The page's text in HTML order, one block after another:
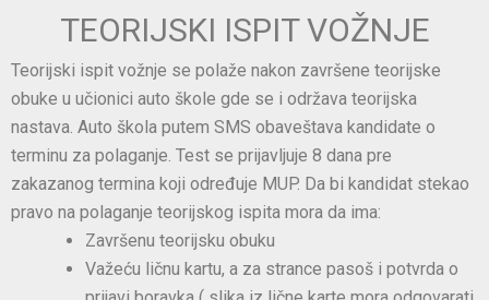
TEORIJSKI ISPIT VOŽNJE
Teorijski ispit vožnje se polaže nakon završene teorijske
obuke u učionici auto škole gde se i održava teorijska
nastava. Auto škola putem SMS obaveštava kandidate o
terminu za polaganje. Test se prijavljuje 8 dana pre
zakazanog termina koji određuje MUP. Da bi kandidat stekao
pravo na polaganje teorijskog ispita mora da ima:
Završenu teorijsku obuku
Važeću ličnu kartu, a za strance pasoš i potvrda o